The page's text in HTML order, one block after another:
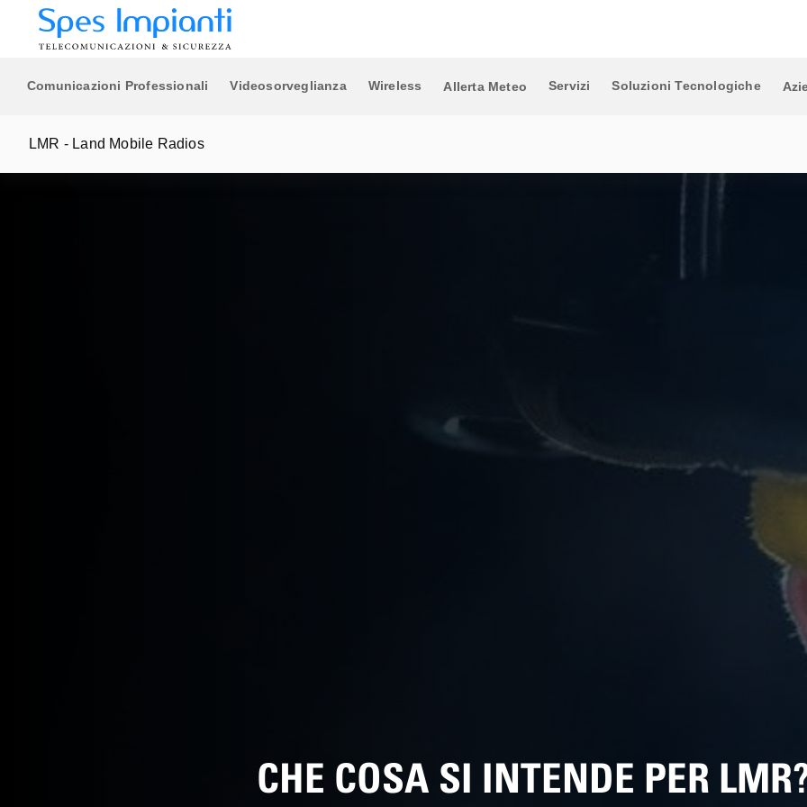
Comunicazioni Professionali Videosorveglianza
di gestione video.
Wireless Allerta Meteo Servizi Soluzioni Tecnologiche
LMR - Land Mobile Radios
CHE COSA SI INTENDE PER